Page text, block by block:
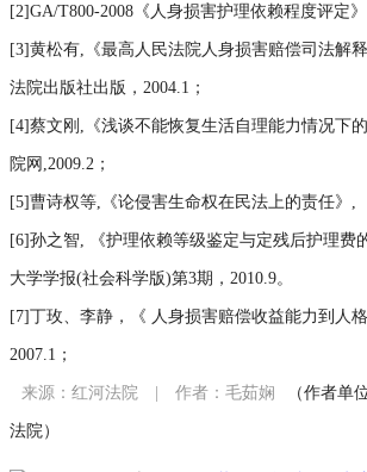
[2]GA/T800-2008《人身损害护理依赖程度评定》
[3]黄松有,《最高人民法院人身损害赔偿司法解
法院出版社出版，2004.1；
[4]蔡文刚,《浅谈不能恢复生活自理能力情况下
院网,2009.2；
[5]曹诗权等,《论侵害生命权在民法上的责任》,
[6]孙之智, 《护理依赖等级鉴定与定残后护理费
大学学报(社会科学版)第3期，2010.9。
[7]丁玫、李静，《 人身损害赔偿收益能力到人
2007.1；
来源：红河法院 作者：毛茹娴 （作者单
法院）